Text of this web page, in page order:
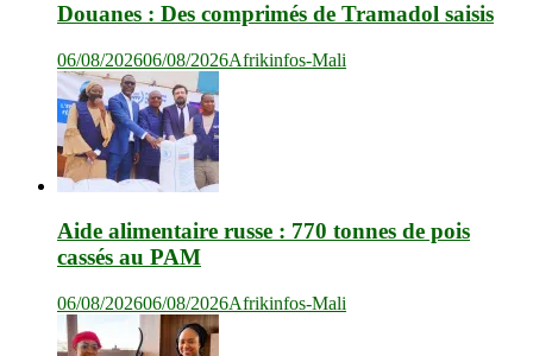
Douanes : Des comprimés de Tramadol saisis
06/08/202606/08/2026Afrikinfos-Mali
Aide alimentaire russe : 770 tonnes de pois
cassés au PAM
06/08/202606/08/2026Afrikinfos-Mali